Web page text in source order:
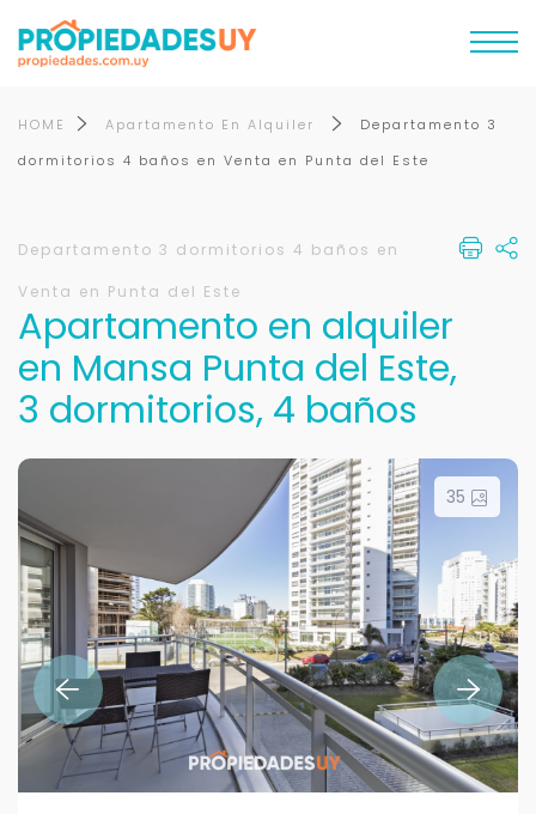
HOME Apartamento En Alquiler
Departamento 3
dormitorios 4 baños en Venta en Punta del Este
Departamento 3 dormitorios 4 baños en
Venta en Punta del Este
Apartamento en alquiler
en Mansa Punta del Este,
3 dormitorios, 4 baños
35